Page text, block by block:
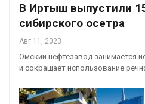
В Иртыш выпустили
сибирского осетра
Авг 11, 2023
Омский нефтезавод занимается
и сокращает использование